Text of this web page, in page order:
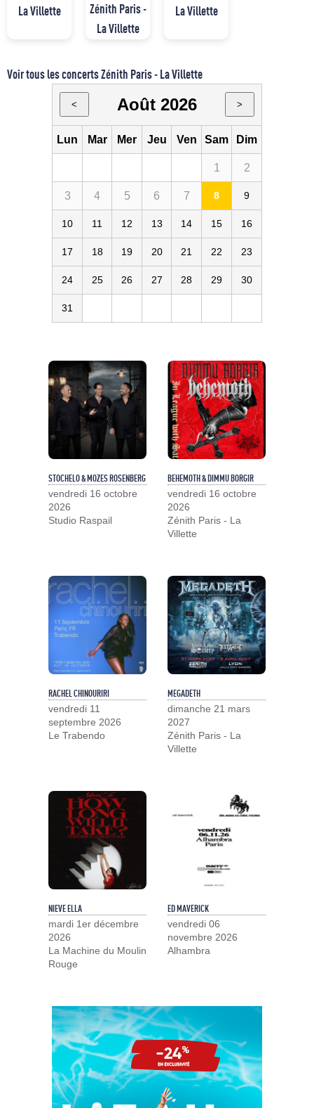
La Villette
Zénith Paris -
La Villette
La Villette
Voir tous les concerts Zénith Paris - La Villette
< Août 2026 >
Lun Mar Mer Jeu Ven Sam Dim
1 2
3 4 5 6 7 8 9
10 11 12 13 14 15 16
17 18 19 20 21 22 23
24 25 26 27 28 29 30
31
STOCHELO & MOZES ROSENBERG
vendredi 16 octobre
2026
Studio Raspail
BEHEMOTH & DIMMU BORGIR
vendredi 16 octobre
2026
Zénith Paris - La
Villette
RACHEL CHINOURIRI
vendredi 11
septembre 2026
Le Trabendo
MEGADETH
dimanche 21 mars
2027
Zénith Paris - La
Villette
NIEVE ELLA
mardi 1er décembre
2026
La Machine du Moulin
Rouge
ED MAVERICK
vendredi 06
novembre 2026
Alhambra